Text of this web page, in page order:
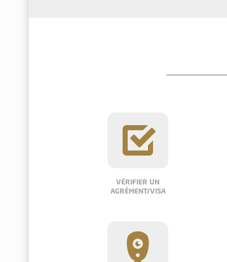
VÉRIFIER UN
AGRÉMENT/VISA